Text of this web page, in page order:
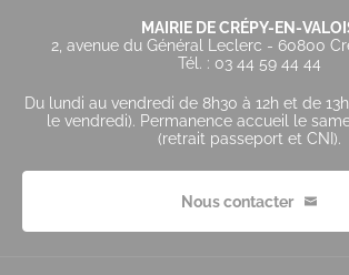
MAIRIE DE CRÉPY-EN-
2, avenue du Général Leclerc - 60800
Tél. : 03 44 59 44 44
Du lundi au vendredi de 8h30 à 12h et de
le vendredi). Permanence accueil le
(retrait passeport et CNI).
Nous contacter